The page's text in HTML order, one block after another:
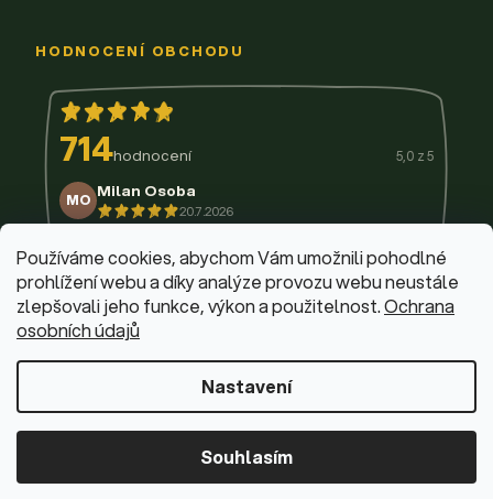
Používáme cookies, abychom Vám umožnili pohodlné
prohlížení webu a díky analýze provozu webu neustále
zlepšovali jeho funkce, výkon a použitelnost.Ochrana
osobních údajů
Nastavení
Souhlasím
HODNOCENÍ OBCHODU
714hodnocení 5,0 z 5
MO Milan Osoba
20.7.2026
14.7.2026
11.7.2026
9.7.2026
3.7.2026
29.6.2026
© 2026 Firemní krabičky
Dominik Fabík